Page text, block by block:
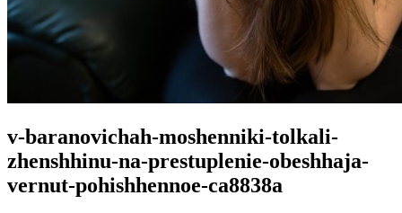
v-baranovichah-moshenniki-tolkali-
zhenshhinu-na-prestuplenie-obeshhaja-
vernut-pohishhennoe-ca8838a